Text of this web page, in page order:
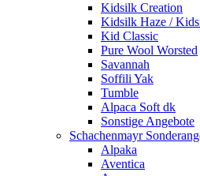
Kidsilk Creation
Kidsilk Haze /
Kid Classic
Pure Wool Worsted
Savannah
Soffili Yak
Tumble
Alpaca Soft dk
Sonstige Angebote
Schachenmayr
Alpaka
Aventica